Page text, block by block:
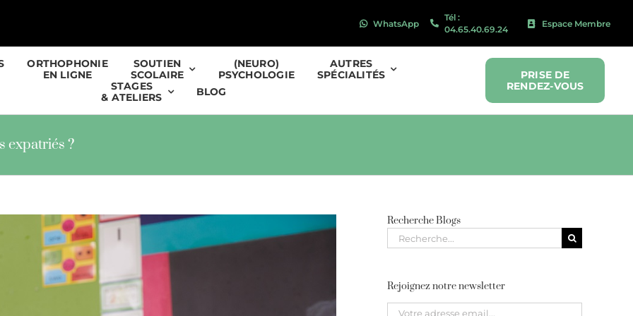
WhatsApp
Tél :
04.65.40.69.24
Espace Membre
ORTHOPHONIE
EN LIGNE
SOUTIEN
SCOLAIRE
(NEURO)
PSYCHOLOGIE
AUTRES
SPÉCIALITÉS
STAGES
& ATELIERS
BLOG
PRISE DE
RENDEZ-VOUS
expatriés ?
Recherche Blogs
Recherche
pour
Rejoignez notre newsletter
Please leave this field empty.